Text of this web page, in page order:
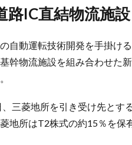
道路IC直結物流施
の自動運転技術開発を手掛け
幹物流施設を組み合わせた
三菱地所を引き受け先とす
地所はT2株式の約15％を保